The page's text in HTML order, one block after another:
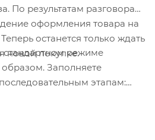
По результатам разговора
оформления товара на
останется только ждать
новой покупке.режиме
Заполняете
этапам: